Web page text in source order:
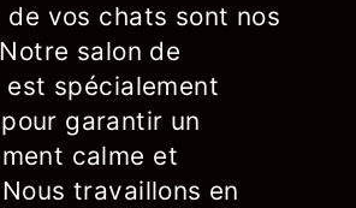
vos chats sont nos
salon de
spécialement
garantir un
calme et
travaillons en